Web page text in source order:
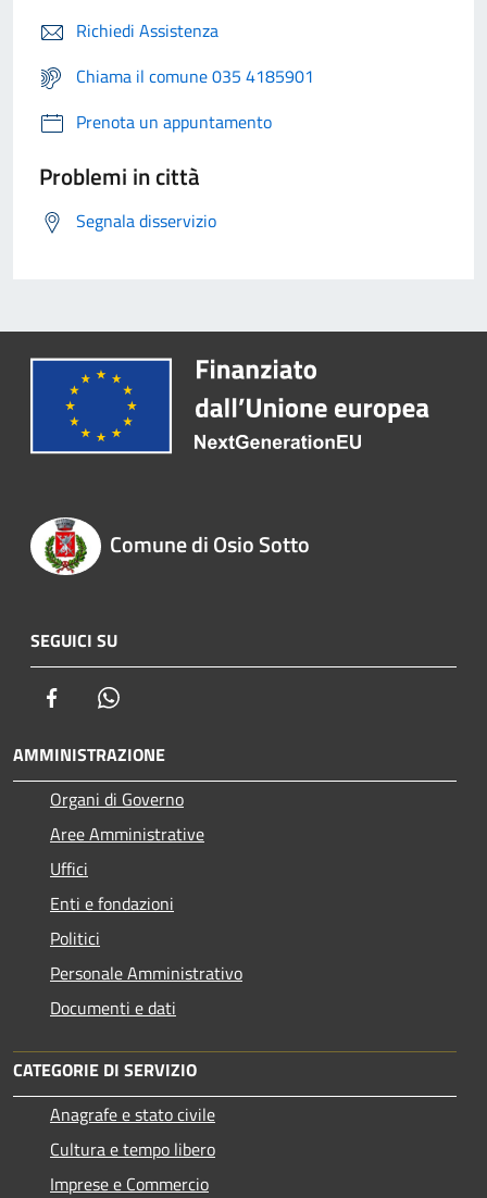
Richiedi Assistenza
Chiama il comune 035 4185901
Prenota un appuntamento
Problemi in città
Segnala disservizio
Comune di Osio Sotto
SEGUICI SU
Facebook
AMMINISTRAZIONE
Organi di Governo
Aree Amministrative
Uffici
Enti e fondazioni
Politici
Personale Amministrativo
Documenti e dati
CATEGORIE DI SERVIZIO
Anagrafe e stato civile
Cultura e tempo libero
Imprese e Commercio